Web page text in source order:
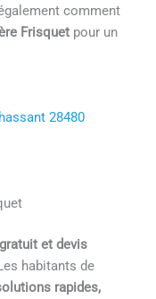
comment
Frisquet pour un
28480
et devis
habitants de
rapides,